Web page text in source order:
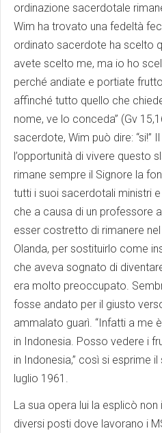
ordinazione sacerdotale
Wim ha trovato una fedeltà
ordinato sacerdote ha scelto
avete scelto me, ma io ho
perché andiate e portiate
affinché tutto quello che
nome, ve lo conceda” (Gv
sacerdote, Wim può dire: “si!”
l’opportunità di vivere questo
rimane sempre il Signore la
tutti i suoi sacerdotali ministri
che a causa di un professore
esser costretto di rimanere nel
Olanda, per sostituirlo come
che aveva sognato di
era molto preoccupato.
fosse andato per il giusto
ammalato guarì. “Infatti a me
in Indonesia. Posso vedere i
in Indonesia,” così si esprime
luglio 1961.
La sua opera lui la esplicò non
diversi posti dove lavorano i